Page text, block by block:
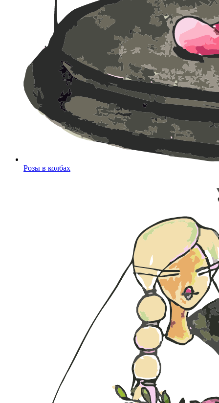
Розы в колбах